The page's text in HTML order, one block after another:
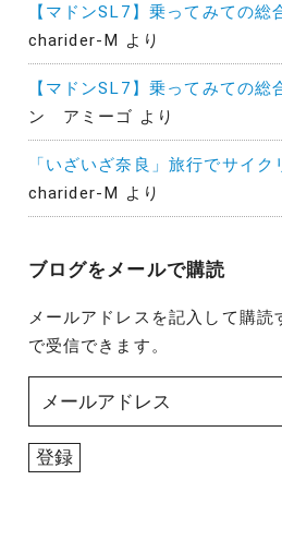
【マドンSL7】乗ってみての総
charider-M より
【マドンSL7】乗ってみての総
ン アミーゴ より
「いざいざ奈良」旅行でサイク
charider-M より
ブログをメールで購読
メールアドレスを記入して購
で受信できます。
ル
ア
登録